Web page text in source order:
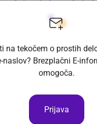
asistent / socialni
(m/ž) -
osebni asistent.
29. 8. 2026
ovir so.p. Vsa delovna
na tekočem o prostih
naslov? Brezplačni E-
omogoča.
Prijava